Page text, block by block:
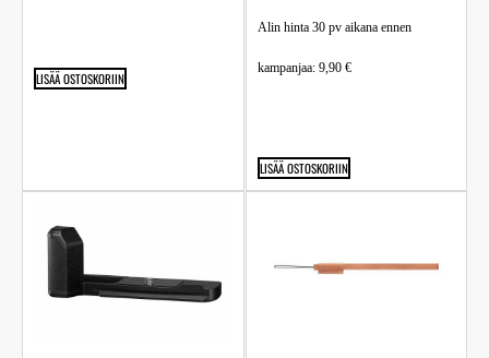
LISÄÄ OSTOSKORIIN
Alin hinta 30 pv aikana ennen
kampanjaa: 9,90 €
LISÄÄ OSTOSKORIIN